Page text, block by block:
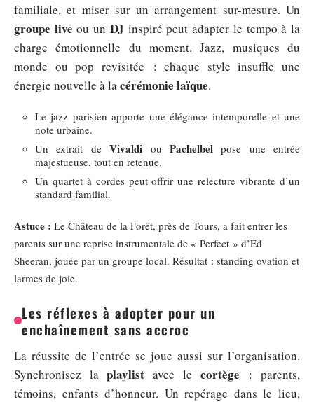
familiale, et miser sur un arrangement sur-mesure. Un
groupe live ou un DJ inspiré peut adapter le tempo à la
charge émotionnelle du moment. Jazz, musiques du
monde ou pop revisitée : chaque style insuffle une
énergie nouvelle à la cérémonie laïque.
Le jazz parisien apporte une élégance intemporelle et une
note urbaine.
Un extrait deVivaldi ou Pachelbelpose une entrée
majestueuse, tout en retenue.
Un quartet à cordes peut offrir une relecture vibrante d’un
standard familial.
Astuce : Le Château de la Forêt, près de Tours, a fait entrer les
parents sur une reprise instrumentale de « Perfect » d’Ed
Sheeran, jouée par un groupe local. Résultat : standing ovation et
larmes de joie.
Les réflexes à adopter pour un
enchaînement sans accroc
La réussite de l’entrée se joue aussi sur l’organisation.
Synchronisez laplaylist avec le cortège : parents,
témoins, enfants d’honneur. Un repérage dans le lieu,